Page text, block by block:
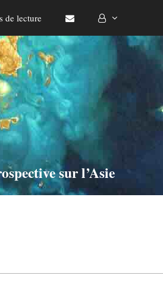
de lecture
sur l’Asie